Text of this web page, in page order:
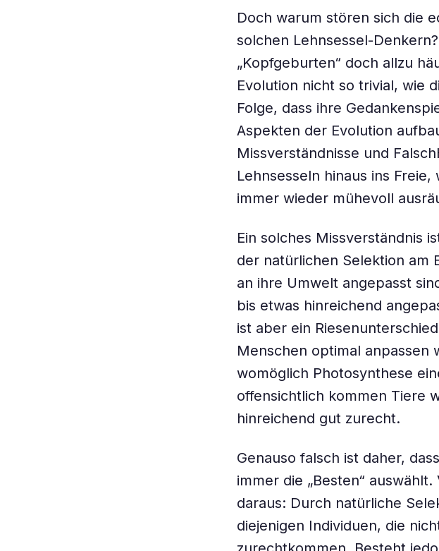
Doch warum stören sich die
solchen Lehnsessel-
„Kopfgeburten“ doch allzu
Evolution nicht so trivial, wie
Folge, dass ihre
Aspekten der Evolution
Missverständnisse und
Lehnsesseln hinaus ins
immer wieder mühevoll
Ein solches Missverständnis
der natürlichen Selektion am
an ihre Umwelt angepasst
bis etwas hinreichend
ist aber ein
Menschen optimal anpassen
womöglich Photosynthese
offensichtlich kommen Tiere
hinreichend gut zurecht.
Genauso falsch ist daher,
immer die „Besten“
daraus: Durch natürliche
diejenigen Individuen, die